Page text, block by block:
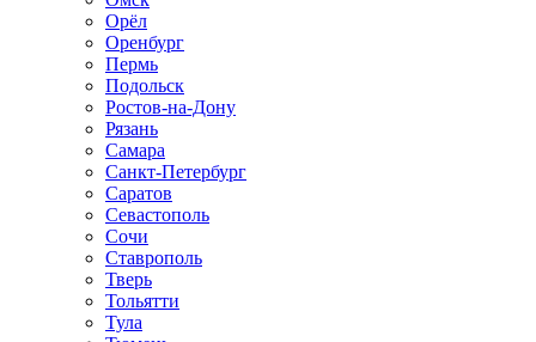
Орёл
Оренбург
Пермь
Подольск
Ростов-на-Дону
Рязань
Самара
Санкт-Петербург
Саратов
Севастополь
Сочи
Ставрополь
Тверь
Тольятти
Тула